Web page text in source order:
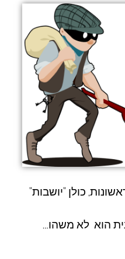
כולן "יושבות"
הוא לא משהו…